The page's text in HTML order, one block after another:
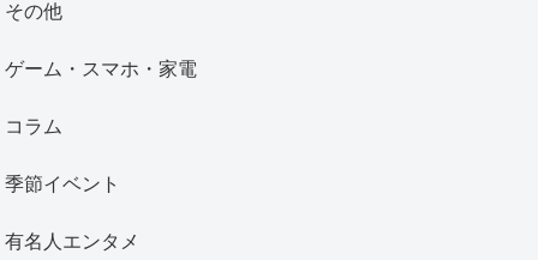
その他
ゲーム・スマホ・家電
コラム
季節イベント
有名人エンタメ